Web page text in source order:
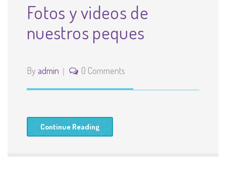
Fotos y videos de
nuestros peques
By admin 0 Comments
Continue Reading